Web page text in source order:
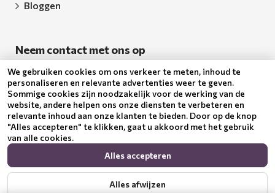
Bloggen
Neem contact met ons op
Euquality LTD
Adres: 18 Todor Aleksandrov Str., Petrich, 2850
Bulgarije
BG205062043
We gebruiken cookies om ons verkeer te meten, inhoud te
personaliseren en relevante advertenties weer te geven.
Sommige cookies zijn noodzakelijk voor de werking van de
website, andere helpen ons onze diensten te verbeteren en
relevante inhoud aan onze klanten te bieden. Door op de knop
"Alles accepteren" te klikken, gaat u akkoord met het gebruik
van alle cookies.
Alles accepteren
Alles afwijzen